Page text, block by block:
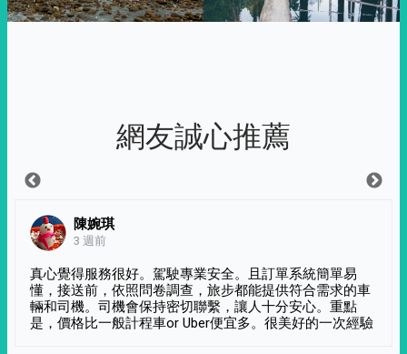
網友誠心推薦
陳婉琪
3 週前
真心覺得服務很好。駕駛專業安全。且訂單系統簡單易
懂，接送前，依照問卷調查，旅步都能提供符合需求的車
輛和司機。司機會保持密切聯繫，讓人十分安心。重點
是，價格比一般計程車or Uber便宜多。很美好的一次經驗